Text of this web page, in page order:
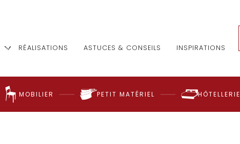
RÉALISATIONS ASTUCES & CONSEILS INSPIRATIONS
MOBILIER PETIT MATÉRIEL HÔTELLERIE